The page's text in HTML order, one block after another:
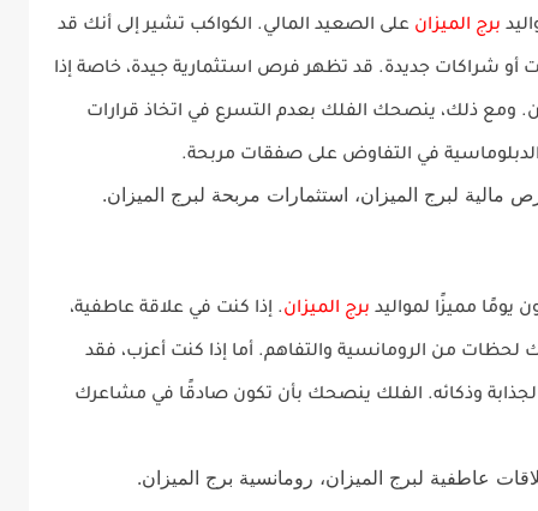
برج الميزان على الصعيد المالي. الكواكب تشير إلى أنك قد
شراكات جديدة. قد تظهر فرص استثمارية جيدة، خاصة إذا
ومع ذلك، ينصحك الفلك بعدم التسرع في اتخاذ قرارات
في التفاوض على صفقات مربحة.
مالية لبرج الميزان، استثمارات مربحة لبرج الميزان.
برج الميزان. إذا كنت في علاقة عاطفية،
من الرومانسية والتفاهم. أما إذا كنت أعزب، فقد
وذكائه. الفلك ينصحك بأن تكون صادقًا في مشاعرك
عاطفية لبرج الميزان، رومانسية برج الميزان.